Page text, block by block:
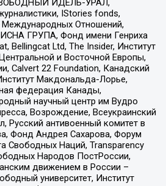
ИДЕЛЬ-УРАЛ,
IStories fonds,
Международных Отношений,
ГРУПА, Фонд имени Генриха
Bellingcat Ltd, The Insider, Институт
и Восточной Европы,
Calvert 22 Foundation, Канадский
Макдональда-Лорье,
федерация Канады,
научный центр им Вудро
Возрождение, Всеукраинский
Русский антивоенный комитет в
Фонд Андрея Сахарова, Форум
Свободных Наций, Transparеncy
Народов ПостРоссии,
движением в России –
университет, Институт